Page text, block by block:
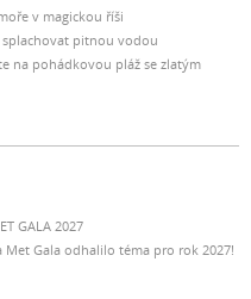
v magickou říši
splachovat pitnou vodou
na pohádkovou pláž se zlatým
GALA 2027
Gala odhalilo téma pro rok 2027!